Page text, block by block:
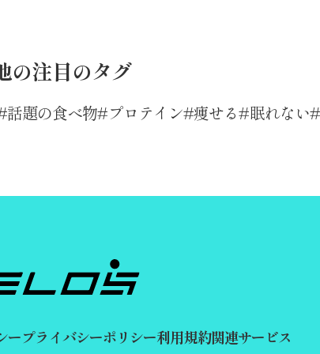
の注目のタグ
話題の食べ物 プロテイン 痩せる 眠れない
ープライバシーポリシー利用規約関連サービス